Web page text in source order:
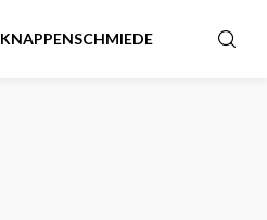
KNAPPENSCHMIEDE